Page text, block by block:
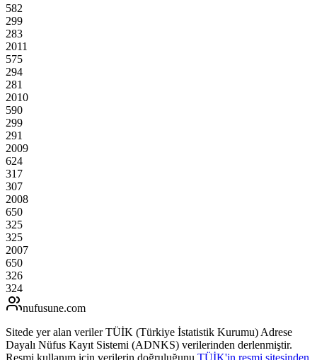
582
299
283
2011
575
294
281
2010
590
299
291
2009
624
317
307
2008
650
325
325
2007
650
326
324
nufusune.com
Sitede yer alan veriler TÜİK (Türkiye İstatistik Kurumu) Adrese
Dayalı Nüfus Kayıt Sistemi (ADNKS) verilerinden derlenmiştir.
Resmi kullanım için verilerin doğruluğunu TÜİK'in resmi sitesinden